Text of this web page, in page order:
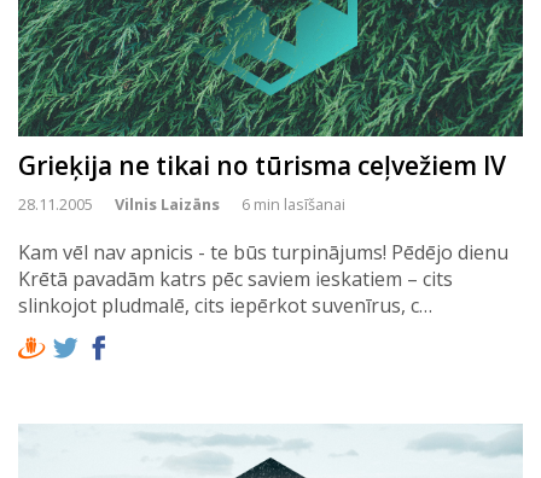
Grieķija ne tikai no tūrisma ceļvežiem IV
28.11.2005 Vilnis Laizāns 6 min lasīšanai
Kam vēl nav apnicis - te būs turpinājums! Pēdējo dienu
Krētā pavadām katrs pēc saviem ieskatiem – cits
slinkojot pludmalē, cits iepērkot suvenīrus, c…